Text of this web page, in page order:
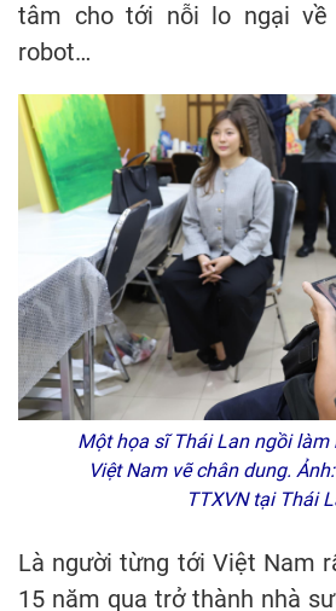
tâm cho tới nỗi lo ngại
robot…
Một họa sĩ Thái Lan ngồi làm
Việt Nam vẽ chân dung.
TTXVN tại Thái
Là người từng tới Việt Nam
15 năm qua trở thành nhà